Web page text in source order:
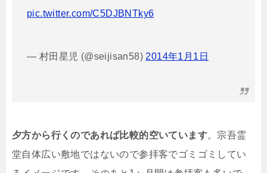
pic.twitter.com/C5DJBNTky6
— 村田星児 (@seijisan58) 2014年1月1日
夕方から行くのであれば比較的空いています。宗吾霊
堂自体広い敷地ではないので参拝客でゴミゴミしてい